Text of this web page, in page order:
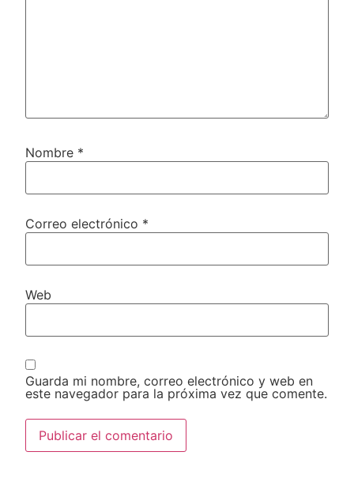
Nombre *
Correo electrónico *
Web
Guarda mi nombre, correo electrónico y web en
este navegador para la próxima vez que comente.